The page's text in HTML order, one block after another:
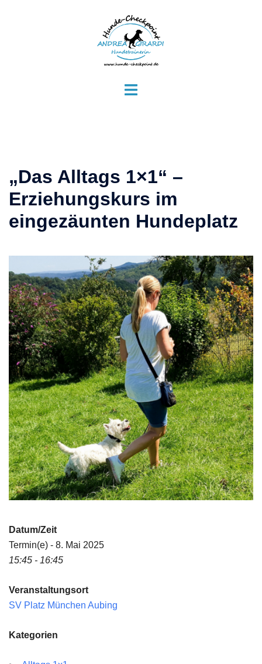
Menü
„Das Alltags 1×1“ –
Erziehungskurs im
eingezäunten Hundeplatz
Datum/Zeit
Termin(e) - 8. Mai 2025
15:45 - 16:45
Veranstaltungsort
SV Platz München Aubing
Kategorien